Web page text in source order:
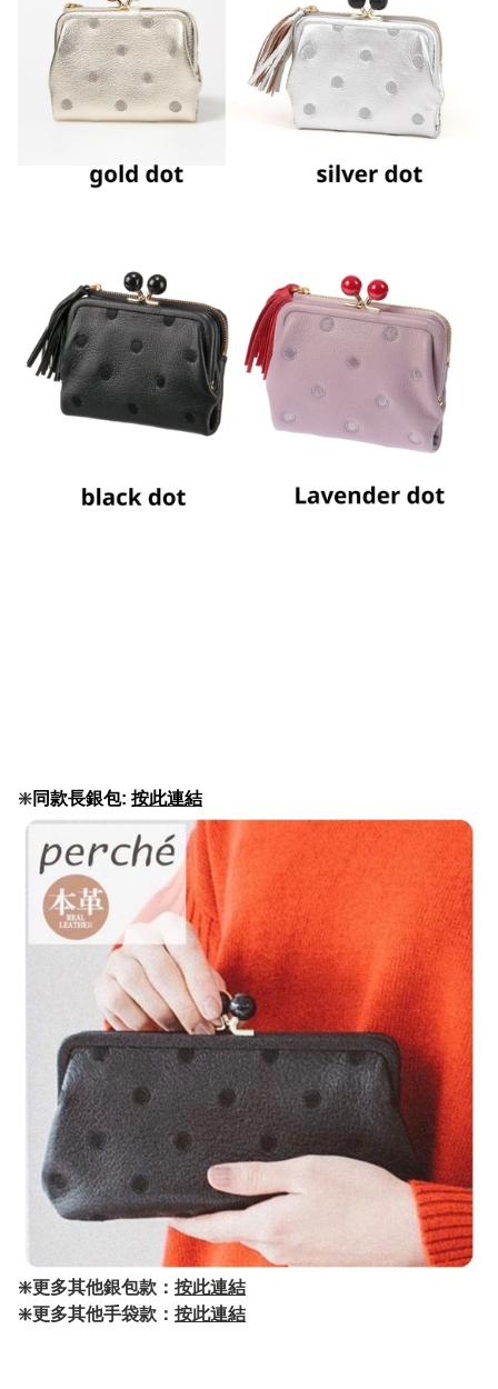
❇️同款長銀包: 按此連結
❇️更多其他銀包款： 按此連結
❇️更多其他手袋款： 按此連結